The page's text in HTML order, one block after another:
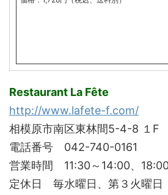
Restaurant La Fête
http://www.lafete-f.com/
相模原市南区東林間5-4-8 １F
電話番号 042-740-0161
営業時間 11:30～14:00、
定休日 毎水曜日、第３火曜日